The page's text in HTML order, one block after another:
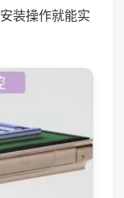
装操作就能实